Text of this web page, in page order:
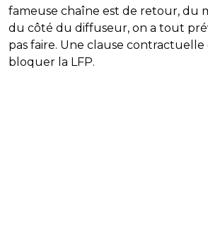
fameuse chaîne est de retour, du
du côté du diffuseur, on a tout
pas faire. Une clause
bloquer la LFP.